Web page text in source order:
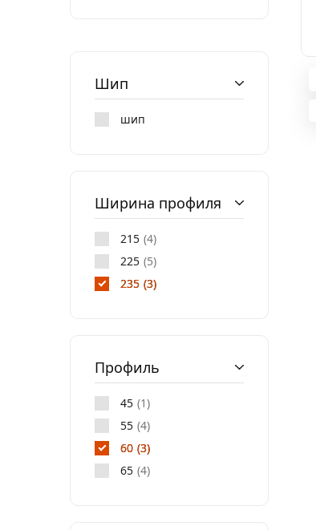
Шип
шип
Ширина профиля
215 4
225 5
235 3
Профиль
45 1
55 4
60 3
65 4